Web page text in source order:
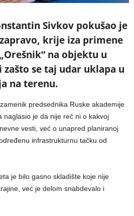
Sivkov pokušao je
krije iza primene
na objektu u
se taj udar uklapa u
na terenu.
predsednika Ruske akademije
naglasio je da nije reč ni o kakvoj
vesti, već o unapred planiranoj
infrastrukturnu tačku od
je bilo gasno skladište koje nije
već je delom snabdevalo i